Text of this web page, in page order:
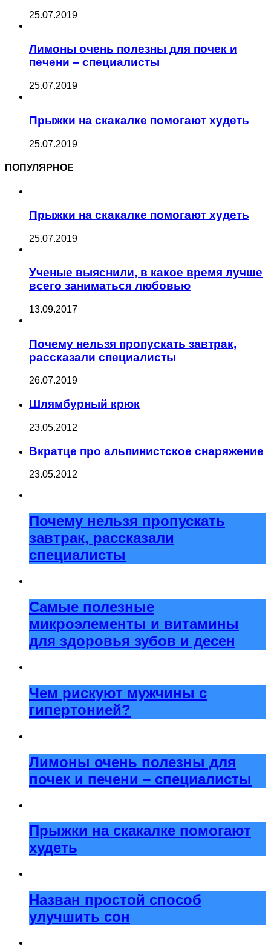
25.07.2019
Лимоны очень полезны для почек и
печени – специалисты
25.07.2019
Прыжки на скакалке помогают худеть
25.07.2019
ПОПУЛЯРНОЕ
Прыжки на скакалке помогают худеть
25.07.2019
Ученые выяснили, в какое время лучше
всего заниматься любовью
13.09.2017
Почему нельзя пропускать завтрак,
рассказали специалисты
26.07.2019
Шлямбурный крюк
23.05.2012
Вкратце про альпинистское снаряжение
23.05.2012
Почему нельзя пропускать
завтрак, рассказали
специалисты
Самые полезные
микроэлементы и витамины
для здоровья зубов и десен
Чем рискуют мужчины с
гипертонией?
Лимоны очень полезны для
почек и печени – специалисты
Прыжки на скакалке помогают
худеть
Назван простой способ
улучшить сон